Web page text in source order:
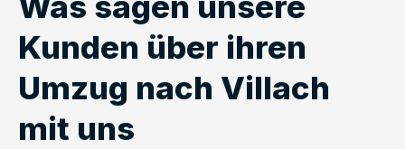
Kunden über ihren
Umzug nach Villach
mit uns